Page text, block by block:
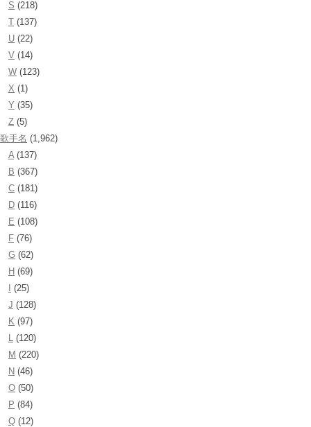
S (218)
T (137)
U (22)
V (14)
W (123)
X (1)
Y (35)
Z (5)
歌手名 (1,962)
A(137)
B (367)
C (181)
D (116)
E (108)
F (76)
G (62)
H (69)
(25)
J (128)
K (97)
L (120)
M (220)
N (46)
O (50)
P (84)
Q (12)